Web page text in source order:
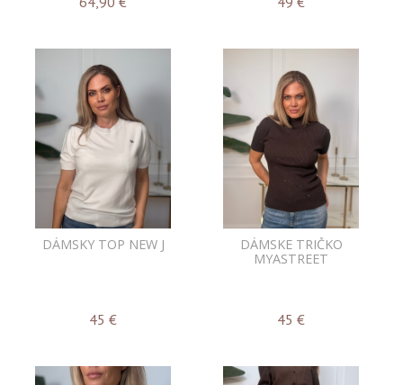
DÁMSKY TOP NEW J
45 €
DÁMSKE TRIČKO
MYASTREET
45 €